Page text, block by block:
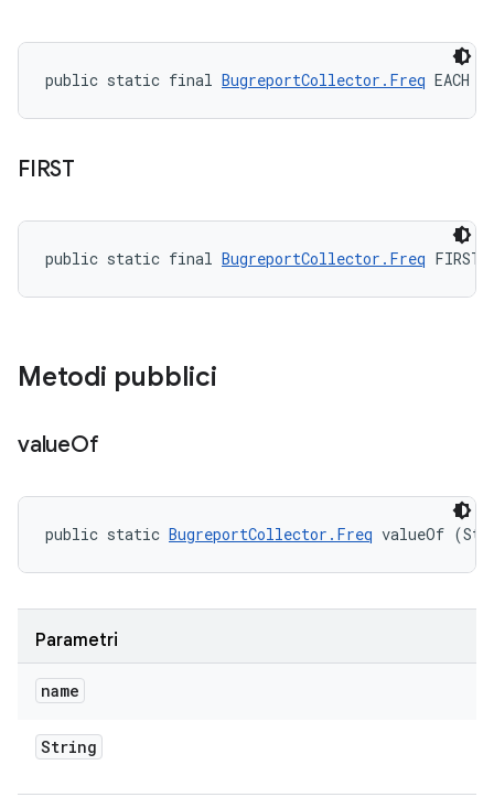
public static final BugreportCollector.Freq EACH
FIRST
public static final BugreportCollector.Freq FIRST
Metodi pubblici
valueOf
public static BugreportCollector.Freq valueOf
Parametri
name
String